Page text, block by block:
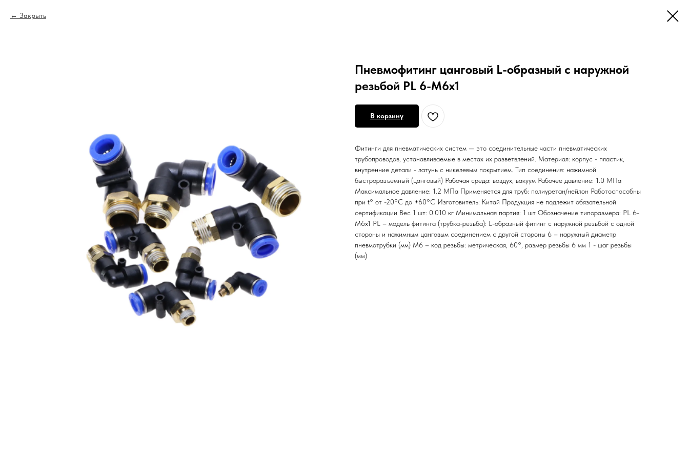
Закрыть
Пневмофитинг цанговый L-образный с наружной
резьбой PL 6-М6х1
В корзину
Фитинги для пневматических систем — это соединительные части пневматических
трубопроводов, устанавливаемые в местах их разветвлений. Материал: корпус - пластик,
внутренние детали - латунь с никелевым покрытием. Тип соединения: нажимной
быстроразъемный (цанговый) Рабочая среда: воздух, вакуум Рабочее давление: 1.0 МПа
Максимальное давление: 1.2 МПа Применяется для труб: полиуретан/нейлон Работоспособны
при t° от -20°С до +60°С Изготовитель: Китай Продукция не подлежит обязательной
сертификации Вес 1 шт: 0.010 кг Минимальная партия: 1 шт Обозначение типоразмера: PL 6-
М6х1 PL – модель фитинга (трубка-резьба): L-образный фитинг с наружной резьбой с одной
стороны и нажимным цанговым соединением с другой стороны 6 – наружный диаметр
пневмотрубки (мм) М6 – код резьбы: метрическая, 60°, размер резьбы 6 мм 1 - шаг резьбы
(мм)